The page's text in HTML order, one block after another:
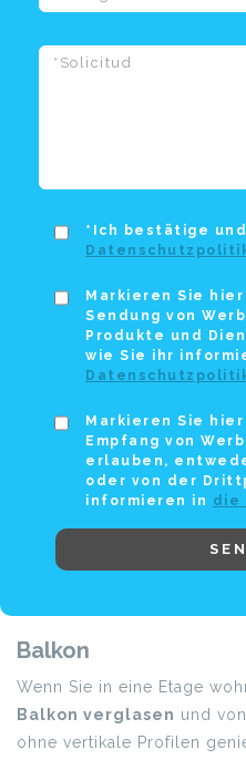
*Ich bestätige
Markieren Sie
Sendung von
Produkte und
wie Sie ihr
Markieren Sie
Empfang von
erlauben,
oder von der
informieren in die
Balkon
Wenn Sie in eine Etage
Balkon verglasen und
ohne vertikale Profilen